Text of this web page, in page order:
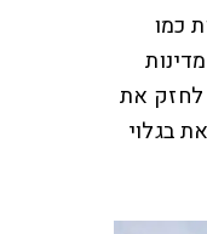
כמו
לחזק את
בגלוי